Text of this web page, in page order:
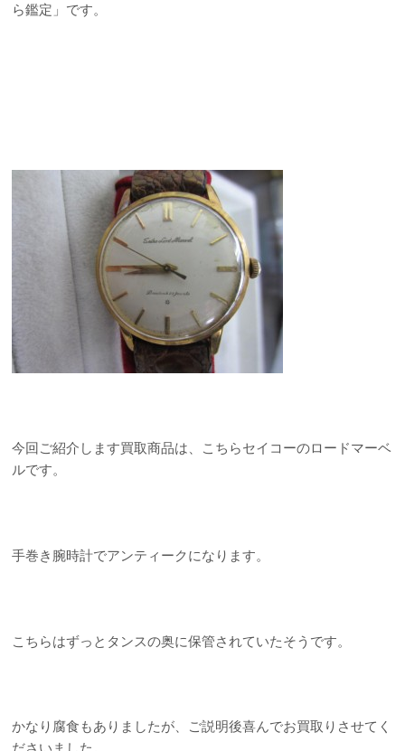
ら鑑定」です。
今回ご紹介します買取商品は、こちらセイコーのロードマーベ
ルです。
手巻き腕時計でアンティークになります。
こちらはずっとタンスの奥に保管されていたそうです。
かなり腐食もありましたが、ご説明後喜んでお買取りさせてく